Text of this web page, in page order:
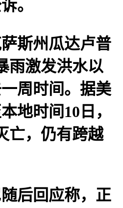
。
州瓜达卢普
雨激发洪水以
周时间。据美
地时间10日，
亡，仍有跨越
回应称，正